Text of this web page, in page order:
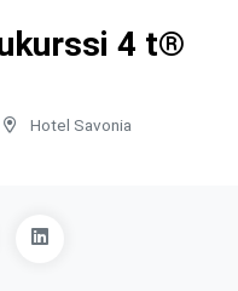
4 t®
Hotel Savonia